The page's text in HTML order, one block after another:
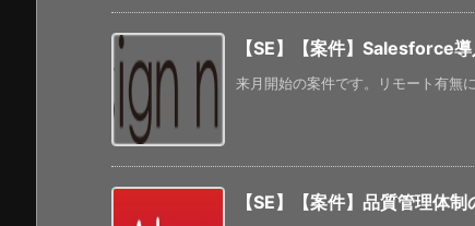
【SE】【案件】Salesforce導
来月開始の案件です。リモート有無
【SE】【案件】品質管理体制